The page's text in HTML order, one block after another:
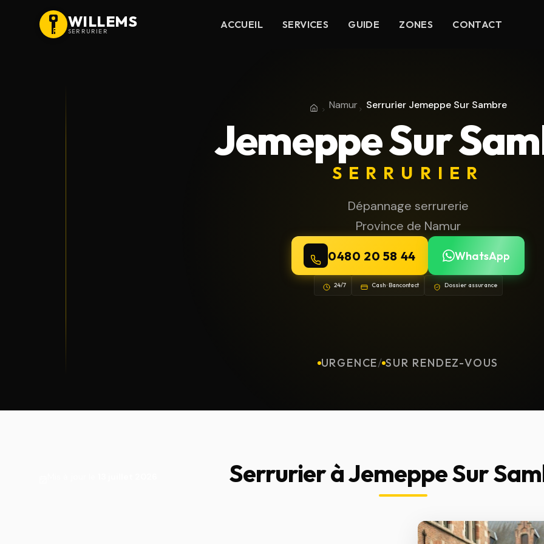
WILLEMS
SERRURIER
ACCUEIL SERVICES GUIDE ZONES CONTACT
AccueilProvince de Namur
Namur Serrurier Jemeppe Sur Sambre
Jemeppe Sur
SERRURIER
Dépannage serrurerie
Province de Namur
0480 20 58 44 WhatsApp
24/7 Cash · Bancontact Dossier assurance
URGENCE/ SUR RENDEZ-VOUS
Serrurier à Jemeppe Sur